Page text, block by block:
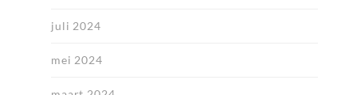
juli 2024
mei 2024